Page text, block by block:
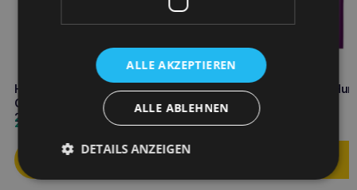
HOLISTA Arthro Strong
Gelenkergänzung für Hunde
200g
23,40
HOLISTA Bio-Püree für
und Katzen 500g
23,40€
ALLE AKZEPTIEREN
ALLE ABLEHNEN
DETAILS ANZEIGEN